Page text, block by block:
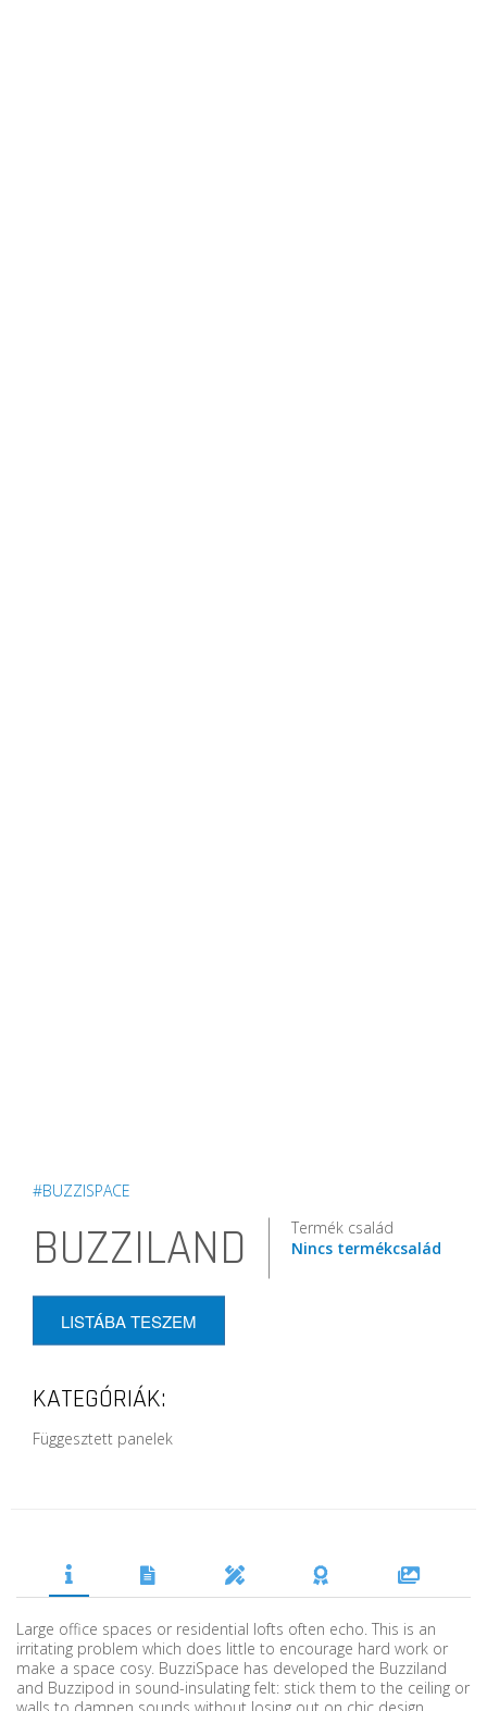
#BUZZISPACE
BUZZILAND
Termék család
Nincs termékcsalád
LISTÁBA TESZEM
KATEGÓRIÁK:
Függesztett panelek
Large office spaces or residential lofts often echo. This is an
irritating problem which does little to encourage hard work or
make a space cosy. BuzziSpace has developed the Buzziland
and Buzzipod in sound-insulating felt: stick them to the ceiling or
walls to dampen sounds without losing out on chic design.